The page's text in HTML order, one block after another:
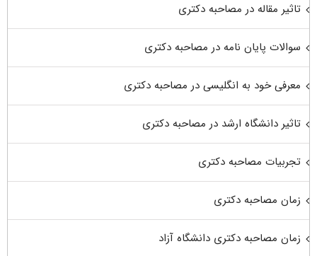
تاثیر مقاله در مصاحبه دکتری
سوالات پایان نامه در مصاحبه دکتری
معرفی خود به انگلیسی در مصاحبه دکتری
تاثیر دانشگاه ارشد در مصاحبه دکتری
تجربیات مصاحبه دکتری
زمان مصاحبه دکتری
زمان مصاحبه دکتری دانشگاه آزاد